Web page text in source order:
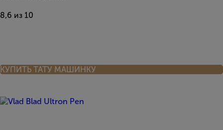
8,6 из 10
КУПИТЬ ТАТУ МАШИНКУ